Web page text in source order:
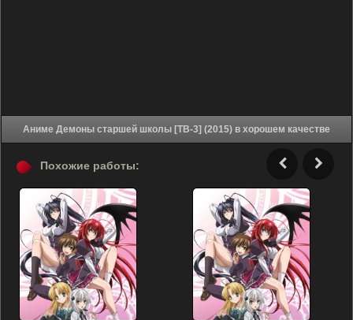
Аниме Демоны старшей школы [ТВ-3] (2015) в хорошем качестве
Похожие работы: